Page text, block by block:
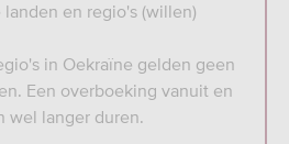
en regio's (willen)
in Oekraïne gelden geen
Een overboeking vanuit en
wel langer duren.